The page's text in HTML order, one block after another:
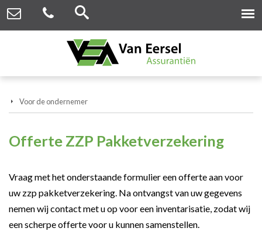
Voor de ondernemer
Offerte ZZP Pakketverzekering
Vraag met het onderstaande formulier een offerte aan voor
uw zzp pakketverzekering. Na ontvangst van uw gegevens
nemen wij contact met u op voor een inventarisatie, zodat wij
een scherpe offerte voor u kunnen samenstellen.